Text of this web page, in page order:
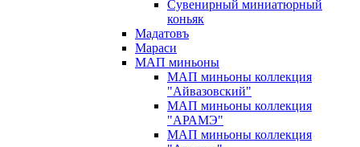
Сувенирный миниатюрный
коньяк
Мадатовъ
Мараси
МАП миньоны
МАП миньоны коллекция
"Айвазовский"
МАП миньоны коллекция
"АРАМЭ"
МАП миньоны коллекция